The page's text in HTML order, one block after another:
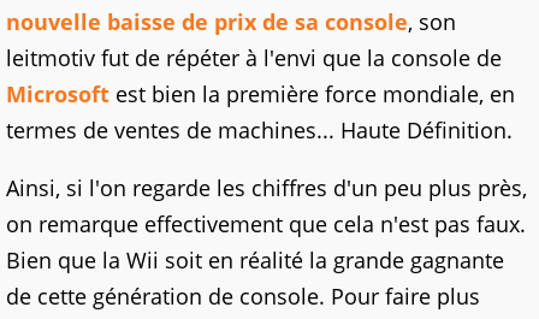
nouvelle baisse de prix de sa console, son
leitmotiv fut de répéter à l'envi que la console de
Microsoft est bien la première force mondiale, en
termes de ventes de machines... Haute Définition.
Ainsi, si l'on regarde les chiffres d'un peu plus près,
on remarque effectivement que cela n'est pas faux.
Bien que la Wii soit en réalité la grande gagnante
de cette génération de console. Pour faire plus